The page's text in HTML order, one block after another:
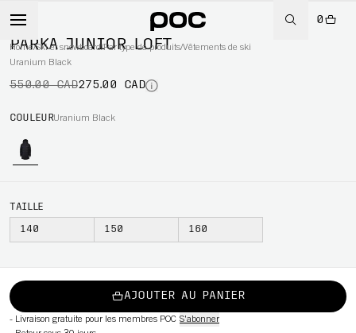
0
Home/Ski et snowboard/Par type de produits/Vêtements de ski
-50%
PARKA JUNIOR LOFT
Uranium Black
550.00 CAD275.00 CAD
COULEURUranium Black
TAILLE
140 150 160
AJOUTER AU PANIER
- Livraison gratuite pour les membres POC S'abonner